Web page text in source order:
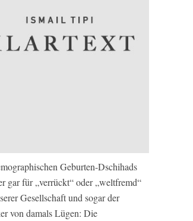
Geburten-Dschihads
gar für „verrückt“ oder „weltfremd“
Gesellschaft und sogar der
von damals Lügen: Die